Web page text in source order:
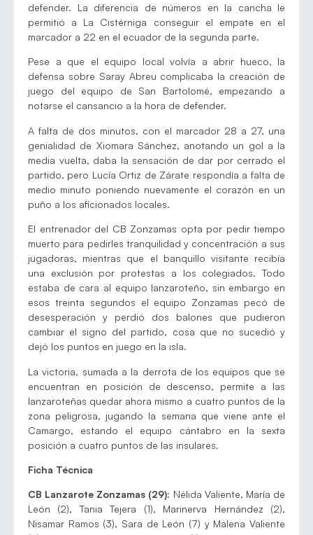
defender. La diferencia de números en la cancha le
permitió a La Cistérniga conseguir el empate en el
marcador a 22 en el ecuador de la segunda parte.
Pese a que el equipo local volvía a abrir hueco, la
defensa sobre Saray Abreu complicaba la creación de
juego del equipo de San Bartolomé, empezando a
notarse el cansancio a la hora de defender.
A falta de dos minutos, con el marcador 28 a 27, una
genialidad de Xiomara Sánchez, anotando un gol a la
media vuelta, daba la sensación de dar por cerrado el
partido, pero Lucía Ortiz de Zárate respondía a falta de
medio minuto poniendo nuevamente el corazón en un
puño a los aficionados locales.
El entrenador del CB Zonzamas opta por pedir tiempo
muerto para pedirles tranquilidad y concentración a sus
jugadoras, mientras que el banquillo visitante recibía
una exclusión por protestas a los colegiados. Todo
estaba de cara al equipo lanzaroteño, sin embargo en
esos treinta segundos el equipo Zonzamas pecó de
desesperación y perdió dos balones que pudieron
cambiar el signo del partido, cosa que no sucedió y
dejó los puntos en juego en la isla.
La victoria, sumada a la derrota de los equipos que se
encuentran en posición de descenso, permite a las
lanzaroteñas quedar ahora mismo a cuatro puntos de la
zona peligrosa, jugando la semana que viene ante el
Camargo, estando el equipo cántabro en la sexta
posición a cuatro puntos de las insulares.
Ficha Técnica
CB Lanzarote Zonzamas (29): Nélida Valiente, María de
León (2), Tania Tejera (1), Marinerva Hernández (2),
Nisamar Ramos (3), Sara de León (7) y Malena Valiente